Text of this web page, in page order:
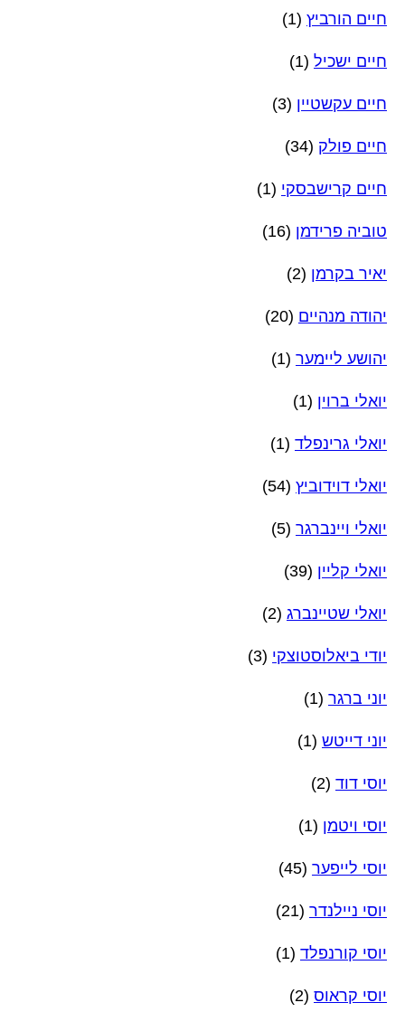
חיים הורביץ (1)
חיים ישכיל (1)
חיים עקשטיין (3)
חיים פולק (34)
חיים קרישבסקי (1)
טוביה פרידמן (16)
יאיר בקרמן (2)
יהודה מנהיים (20)
יהושע ליימער (1)
יואלי ברוין (1)
יואלי גרינפלד (1)
יואלי דוידוביץ (54)
יואלי ויינברגר (5)
יואלי קליין (39)
יואלי שטיינברג (2)
יודי ביאלוסטוצקי (3)
יוני ברגר (1)
יוני דייטש (1)
יוסי דוד (2)
יוסי ויטמן (1)
יוסי לייפער (45)
יוסי ניילנדר (21)
יוסי קורנפלד (1)
יוסי קראוס (2)